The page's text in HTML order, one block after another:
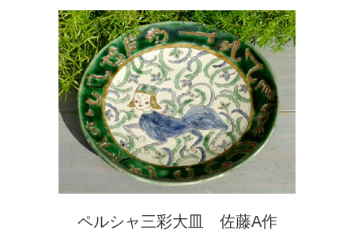
ペルシャ三彩大皿 佐藤A作